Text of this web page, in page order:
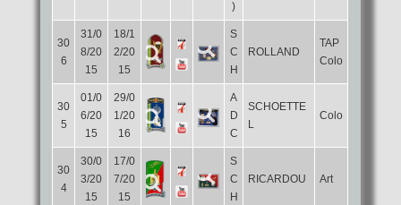
)
30
6
31/0
8/20
15
18/1
2/20
15
S
C
H
ROLLAND
TAP
Colo
30
5
01/0
6/20
15
29/0
1/20
16
A
D
C
SCHOETTE
L
Colo
30
4
30/0
3/20
15
17/0
7/20
15
S
C
H
RICARDOU Art